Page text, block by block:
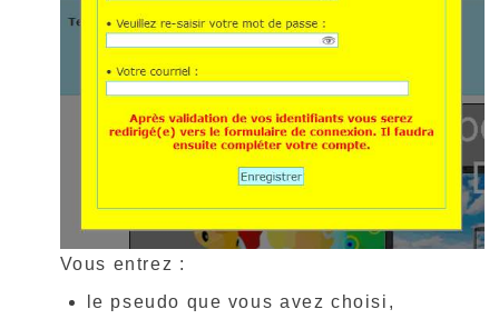
Vous entrez :
le pseudo que vous avez choisi,